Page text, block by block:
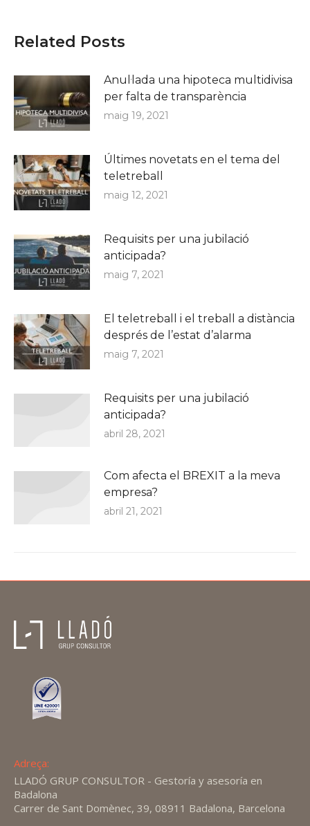
Related Posts
Anul·lada una hipoteca multidivisa
per falta de transparència
maig 19, 2021
Últimes novetats en el tema del
teletreball
maig 12, 2021
Requisits per una jubilació
anticipada?
maig 7, 2021
El teletreball i el treball a distància
després de l’estat d’alarma
maig 7, 2021
Requisits per una jubilació
anticipada?
abril 28, 2021
Com afecta el BREXIT a la meva
empresa?
abril 21, 2021
Adreça:
LLADÓ GRUP CONSULTOR - Gestoría y asesoría en
Badalona
Carrer de Sant Domènec, 39, 08911 Badalona, Barcelona